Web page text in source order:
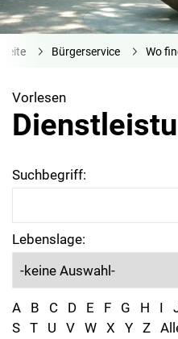
Bürgerservice Wo
Vorlesen
Suchbegriff:
Lebenslage:
A B C D E F G H I
S T U V W X Y Z